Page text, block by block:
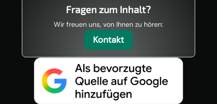
Fragen zum Inhalt?
Wir freuen uns, von Ihnen zu hören:
Kontakt